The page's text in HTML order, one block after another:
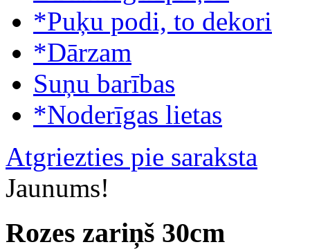
*Puķu podi, to dekori
*Dārzam
Suņu barības
*Noderīgas lietas
Atgriezties pie saraksta
Jaunums!
Rozes zariņš 30cm